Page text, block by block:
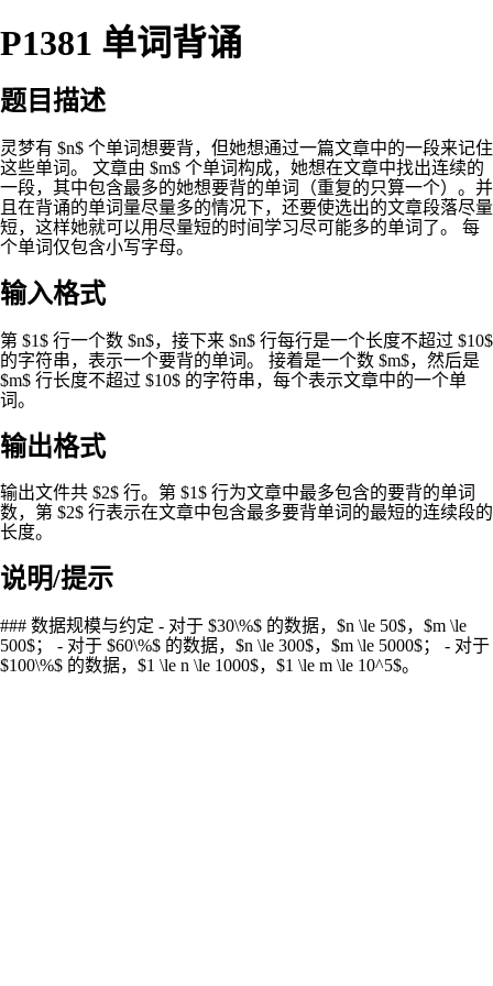
P1381 单词背诵
题目描述
灵梦有 $n$ 个单词想要背，但她想通过一篇文章中的一段来记住
这些单词。 文章由 $m$ 个单词构成，她想在文章中找出连续的
一段，其中包含最多的她想要背的单词（重复的只算一个）。并
且在背诵的单词量尽量多的情况下，还要使选出的文章段落尽量
短，这样她就可以用尽量短的时间学习尽可能多的单词了。 每
个单词仅包含小写字母。
输入格式
第 $1$ 行一个数 $n$，接下来 $n$ 行每行是一个长度不超过 $10$
的字符串，表示一个要背的单词。 接着是一个数 $m$，然后是
$m$ 行长度不超过 $10$ 的字符串，每个表示文章中的一个单
词。
输出格式
输出文件共 $2$ 行。第 $1$ 行为文章中最多包含的要背的单词
数，第 $2$ 行表示在文章中包含最多要背单词的最短的连续段的
长度。
说明/提示
### 数据规模与约定 - 对于 $30\%$ 的数据，$n \le 50$，$m \le
500$； - 对于 $60\%$ 的数据，$n \le 300$，$m \le 5000$； - 对于
$100\%$ 的数据，$1 \le n \le 1000$，$1 \le m \le 10^5$。